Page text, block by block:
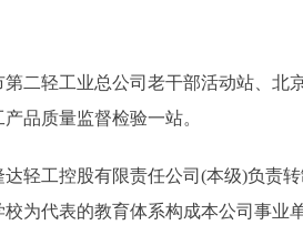
轻工业总公司老干部活动站、北京
品质量监督检验一站。
工控股有限责任公司(本级)负责转
校为代表的教育体系构成本公司事业